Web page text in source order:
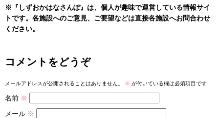
※『しずおかはなさんぽ』は、個人が趣味で運営している情報サイ
トです。各施設へのご意見、ご要望などは直接各施設へお問合わせ
ください。
コメントをどうぞ
メールアドレスが公開されることはありません。 ※ が付いている欄は必須項目です
名前 ※
メール ※